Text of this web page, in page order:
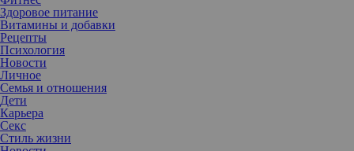
Здоровое питание
Витамины и добавки
Рецепты
Психология
Новости
Личное
Семья и отношения
Дети
Карьера
Секс
Стиль жизни
Подписчики 54-летней Холли Берри привыкли к тому, что в
своем Instagram она делится советами о спорте, здоровом
питании, пишет о йоге и любви к себе. И если раньше за
тренировками звезды мы могли наблюдать только частично, то
сейчас ситуация поменяется.